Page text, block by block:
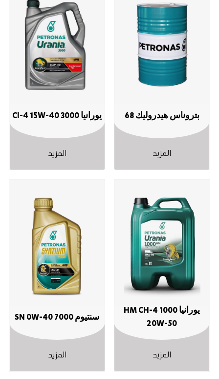
بتروناس هيدروليك ‎68
المزيد
يورانيا 3000 CI-4 ‎15W-40
المزيد
يورانيا 1000 HM CH-4
‎20W-50
المزيد
سنتيوم 7000 SN ‎0W-40
المزيد